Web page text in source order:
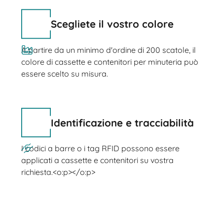
Scegliete il vostro colore
A partire da un minimo d'ordine di 200 scatole, il
colore di cassette e contenitori per minuteria può
essere scelto su misura.
Identificazione e tracciabilità
I codici a barre o i tag RFID possono essere
applicati a cassette e contenitori su vostra
richiesta.<o:p></o:p>